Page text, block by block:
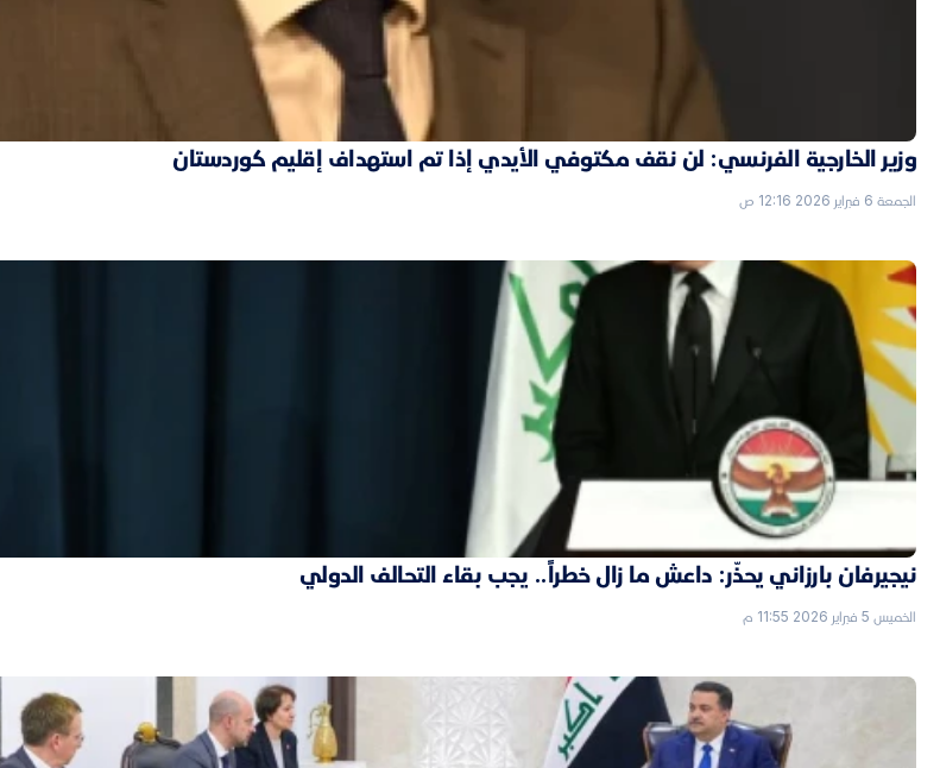
وزير الخارجية الفرنسي: لن نقف مكتوفي الأيدي إذا تم استهداف إقليم كوردستان
الجمعة 6 فبراير 2026 12:16 ص
نيجيرفان بارزاني يحذّر: داعش ما زال خطراً.. يجب بقاء التحالف الدولي
الخميس 5 فبراير 2026 11:55 م